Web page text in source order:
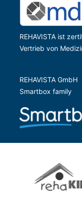
REHAVISTA ist
Vertrieb von
REHAVISTA GmbH
Smartbox family